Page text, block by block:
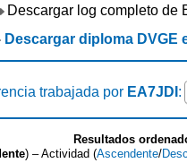
Descargar log completo de
Descargar diploma DVGE
trabajada por EA7JDI :
Resultados
) – Actividad (Ascendente/